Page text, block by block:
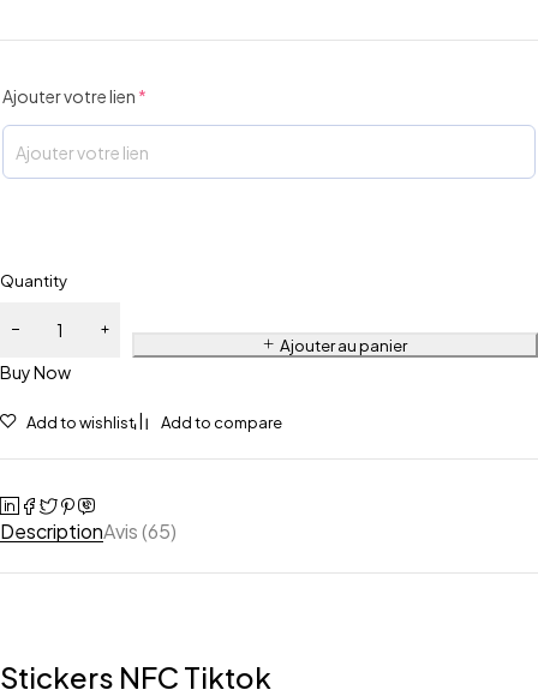
Ajouter votre lien *
Quantity
Ajouter au panier
Buy Now
Add to wishlist Add to compare
DescriptionAvis (65)
Stickers NFC Tiktok